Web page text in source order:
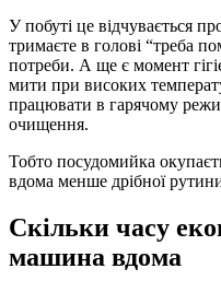
У побуті це відчувається
тримаєте в голові “треба
потреби. А ще є момент
мити при високих
працювати в гарячому
очищення.
Тобто посудомийка
вдома менше дрібної
Скільки часу
машина вдома